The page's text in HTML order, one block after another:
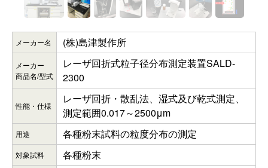
メーカー名 (株)島津製作所
メーカー
商品名/型式
レーザ回折式粒子径分布測定装置SALD-
2300
性能・仕様
レーザ回折・散乱法、湿式及び乾式測定、
測定範囲0.017～2500μm
用途 各種粉末試料の粒度分布の測定
対象試料 各種粉末